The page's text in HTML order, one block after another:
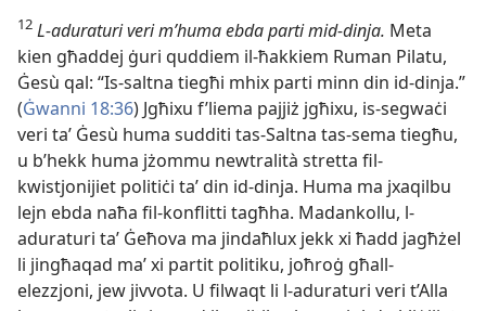
12 L-aduraturi veri m’huma ebda parti mid-dinja. Meta
kien għaddej ġuri quddiem il-ħakkiem Ruman Pilatu,
Ġesù qal: “Is-saltna tiegħi mhix parti minn din id-dinja.”
(Ġwanni 18:36) Jgħixu f’liema pajjiż jgħixu, is-segwaċi
veri taʼ Ġesù huma sudditi tas-Saltna tas-sema tiegħu,
u b’hekk huma jżommu newtralità stretta fil-
kwistjonijiet politiċi taʼ din id-dinja. Huma ma jxaqilbu
lejn ebda naħa fil-konflitti tagħha. Madankollu, l-
aduraturi taʼ Ġeħova ma jindaħlux jekk xi ħadd jagħżel
li jingħaqad maʼ xi partit politiku, joħroġ għall-
elezzjoni, jew jivvota. U filwaqt li l-aduraturi veri t’Alla